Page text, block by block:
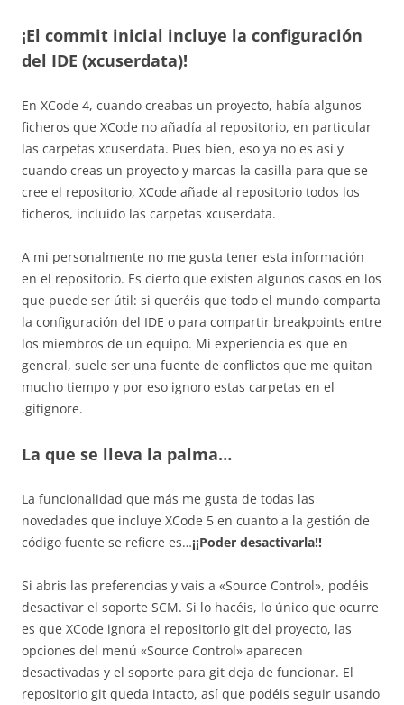
¡El commit inicial incluye la configuración
del IDE (xcuserdata)!
En XCode 4, cuando creabas un proyecto, había algunos
ficheros que XCode no añadía al repositorio, en particular
las carpetas xcuserdata. Pues bien, eso ya no es así y
cuando creas un proyecto y marcas la casilla para que se
cree el repositorio, XCode añade al repositorio todos los
ficheros, incluido las carpetas xcuserdata.
A mi personalmente no me gusta tener esta información
en el repositorio. Es cierto que existen algunos casos en los
que puede ser útil: si queréis que todo el mundo comparta
la configuración del IDE o para compartir breakpoints entre
los miembros de un equipo. Mi experiencia es que en
general, suele ser una fuente de conflictos que me quitan
mucho tiempo y por eso ignoro estas carpetas en el
.gitignore.
La que se lleva la palma…
La funcionalidad que más me gusta de todas las
novedades que incluye XCode 5 en cuanto a la gestión de
código fuente se refiere es…¡¡Poder desactivarla!!
Si abris las preferencias y vais a «Source Control», podéis
desactivar el soporte SCM. Si lo hacéis, lo único que ocurre
es que XCode ignora el repositorio git del proyecto, las
opciones del menú «Source Control» aparecen
desactivadas y el soporte para git deja de funcionar. El
repositorio git queda intacto, así que podéis seguir usando